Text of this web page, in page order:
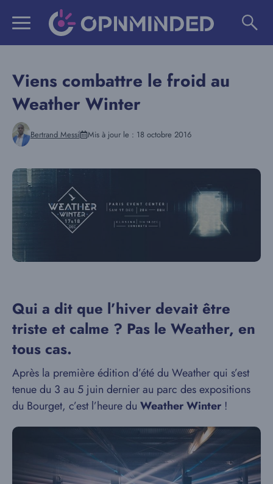
Viens combattre le froid au
Weather Winter
Bertrand Messi Mis à jour le : 18 octobre 2016
Qui a dit que l’hiver devait être
triste et calme ? Pas le Weather, en
tous cas.
Après la première édition d’été du Weather qui s’est
tenue du 3 au 5 juin dernier au parc des expositions
du Bourget, c’est l’heure du Weather Winter !